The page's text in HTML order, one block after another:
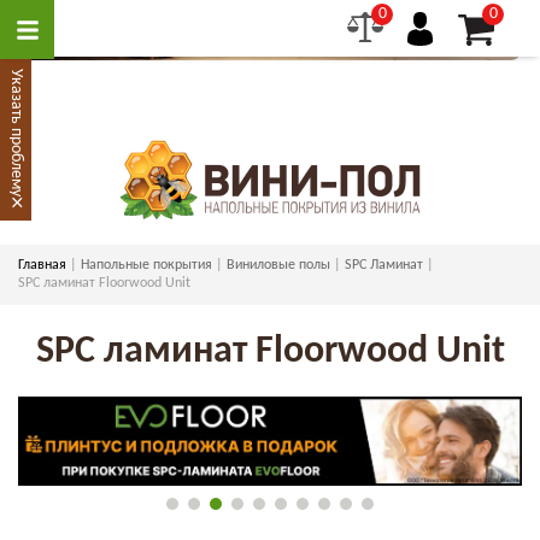
0 0
Главная Напольные покрытия Виниловые полы
SPC Ламинат
SPC ламинат Floorwood Unit
SPC ламинат Floorwood Unit
Указать проблему
×